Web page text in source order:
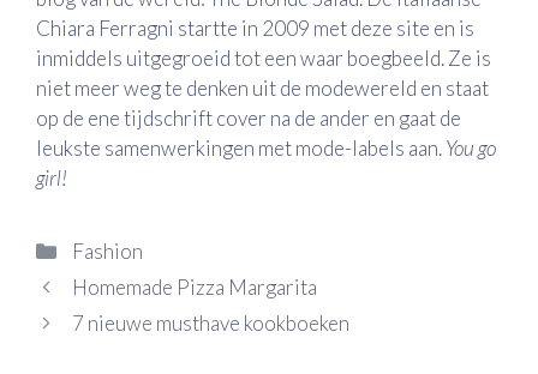
Chiara Ferragni startte in 2009 met deze site en is
inmiddels uitgegroeid tot een waar boegbeeld. Ze is
niet meer weg te denken uit de modewereld en staat
op de ene tijdschrift cover na de ander en gaat de
leukste samenwerkingen met mode-labels aan.You go
girl!
Categorieën
Fashion
Homemade Pizza Margarita
7 nieuwe musthave kookboeken